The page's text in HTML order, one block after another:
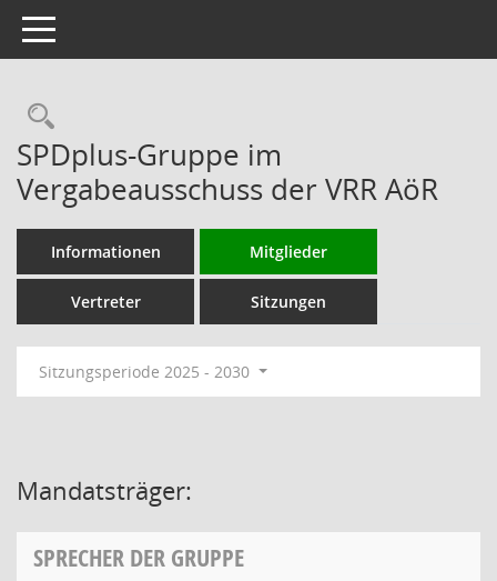
Toggle navigation
Rechercheauswahl
SPDplus-Gruppe im
Vergabeausschuss der VRR AöR
Informationen Mitglieder
Vertreter Sitzungen
Sitzungsperiode 2025 - 2030
Mandatsträger:
SPRECHER DER GRUPPE